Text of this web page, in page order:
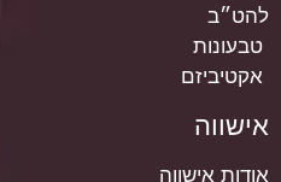
להט״ב
טבעונות
אקטיביזם
אישווה
אודות אישווה